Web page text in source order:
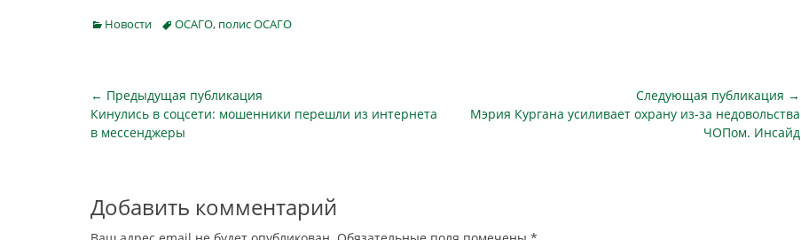
Страховщики довольны, но
эксперты сходятся во мнении, что
Центробанк…
Categories
Новости TagsОСАГО, полис ОСАГО
Навигация
по
← Предыдущая публикация
Предыдущая
публикация
Кинулись в соцсети: мошенники перешли из интернета
в мессенджеры
Следующая публикация →
Следующая
Мэрия Кургана усиливает охрану из-за недовольства
ЧОПом. Инсайд
Добавить комментарий